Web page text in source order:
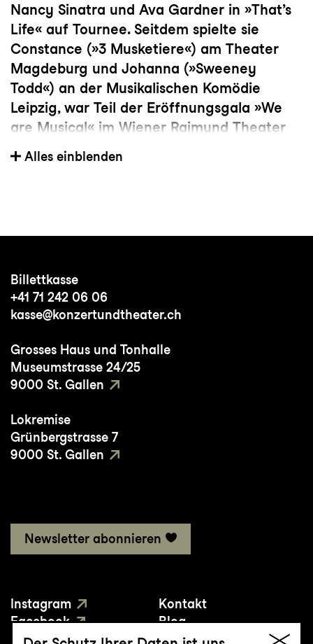
Nancy Sinatra und Ava Gardner in »That’s
Life« auf Tournee. Seitdem spielte sie
Constance (»3 Musketiere«) am Theater
Magdeburg und Johanna (»Sweeney
Todd«) an der Musikalischen Komödie
Leipzig, war Teil der Eröffnungsgala »We
are Musical« im Wiener Raimund Theater
und verkörperte die junge Claire (»Der
Besuch der alten Dame«), Schwester Mary
Erstaufführung von »Lady Bess« am
Theater St. Gallen zu erleben.
Anschliessend schlüpfte Sie zeitlich in zwei
sehr unterschiedliche Partien: als Éponine
glänzte sie am Staatstheater am
Gärtnerplatz in "Les Miserables", und
über die Bühne der Oper Graz.
Alles einblenden
Billettkasse
+41 71 242 06 06
kasse@konzertundtheater.ch
Grosses Haus und Tonhalle
Museumstrasse 24/25
9000 St. Gallen
Lokremise
Grünbergstrasse 7
9000 St. Gallen
Newsletter abonnieren
Instagram
Facebook
YouTube
Kontakt
Blog
Presse